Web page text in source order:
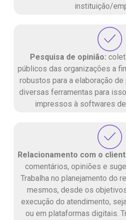
instituição/
Pesquisa de opinião:
públicos das organizações a
robustos para a elaboração
diversas ferramentas para
impressos à softwares
Relacionamento com o
comentários, opiniões e
Trabalha no planejamento do
mesmos, desde os
execução do atendimento,
ou em plataformas digitais.